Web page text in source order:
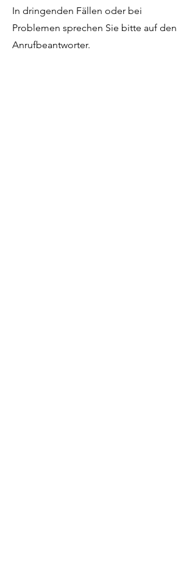
In dringenden Fällen oder bei
Problemen sprechen Sie bitte auf den
Anrufbeantworter.